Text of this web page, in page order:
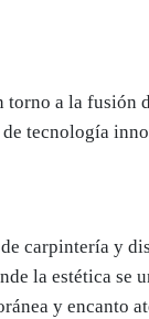
a la fusión
tecnología
carpintería y
la estética
y encanto